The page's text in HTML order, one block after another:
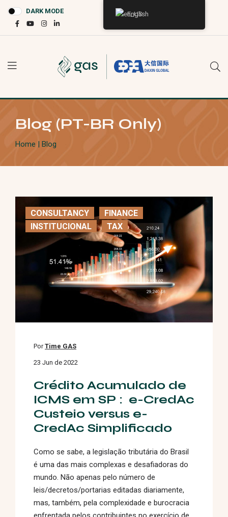
DARK MODE
Blog (PT-BR Only)
Home | Blog
CONSULTANCY
FINANCE
INSTITUCIONAL
TAX
PorTime GAS
23 Jun de 2022
Crédito Acumulado de
ICMS em SP : e-CredAc
Custeio versus e-
CredAc Simplificado
Como se sabe, a legislação tributária do Brasil
é uma das mais complexas e desafiadoras do
mundo. Não apenas pelo número de
leis/decretos/portarias editadas diariamente,
mas, também, pela complexidade e burocracia
English